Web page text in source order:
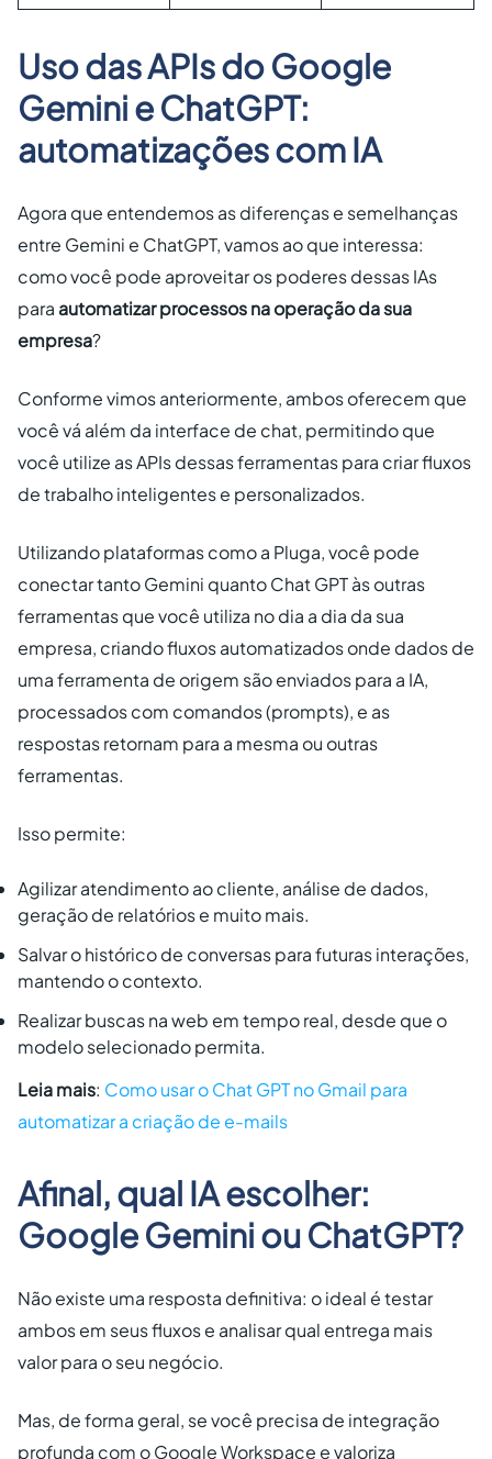
Uso das APIs do Google
Gemini e ChatGPT:
automatizações com IA
Agora que entendemos as diferenças e semelhanças
entre Gemini e ChatGPT, vamos ao que interessa:
como você pode aproveitar os poderes dessas IAs
para automatizar processos na operação da sua
empresa?
Conforme vimos anteriormente, ambos oferecem que
você vá além da interface de chat, permitindo que
você utilize as APIs dessas ferramentas para criar fluxos
de trabalho inteligentes e personalizados.
Utilizando plataformas como a Pluga, você pode
conectar tanto Gemini quanto Chat GPT às outras
ferramentas que você utiliza no dia a dia da sua
empresa, criando fluxos automatizados onde dados de
uma ferramenta de origem são enviados para a IA,
processados com comandos (prompts), e as
respostas retornam para a mesma ou outras
ferramentas.
Isso permite:
Agilizar atendimento ao cliente, análise de dados,
geração de relatórios e muito mais.
Salvar o histórico de conversas para futuras interações,
mantendo o contexto.
Realizar buscas na web em tempo real, desde que o
modelo selecionado permita.
Leia mais: Como usar o Chat GPT no Gmail para
automatizar a criação de e-mails
Afinal, qual IA escolher:
Google Gemini ou ChatGPT?
Não existe uma resposta definitiva: o ideal é testar
ambos em seus fluxos e analisar qual entrega mais
valor para o seu negócio.
Mas, de forma geral, se você precisa de integração
profunda com o Google Workspace e valoriza